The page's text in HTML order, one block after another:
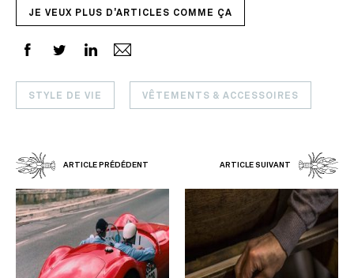
JE VEUX PLUS D'ARTICLES COMME ÇA
STYLE DE VIE VÊTEMENTS & ACCESSOIRES
ARTICLE PRÉDÉDENT ARTICLE SUIVANT